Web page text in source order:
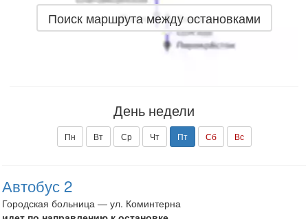
Поиск маршрута между остановками
День недели
Пн Вт Ср Чт Пт Сб Вс
Автобус 2
Городская больница — ул. Коминтерна